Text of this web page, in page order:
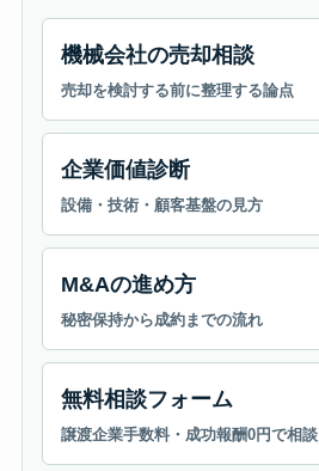
機械会社の売却相談
売却を検討する前に整理する論点
企業価値診断
設備・技術・顧客基盤の見方
M&Aの進め方
秘密保持から成約までの流れ
無料相談フォーム
譲渡企業手数料・成功報酬0円で相談